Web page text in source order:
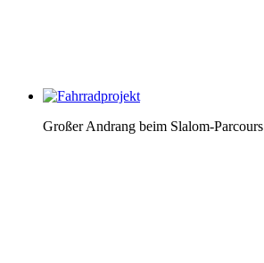
Großer Andrang beim Slalom-Parcours